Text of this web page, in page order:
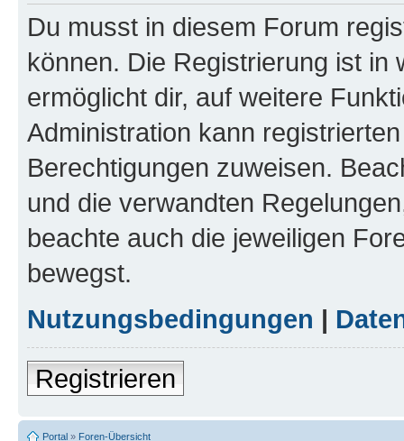
Du musst in diesem Forum
können. Die Registrierung ist in
ermöglicht dir, auf weitere
Administration kann
Berechtigungen zuweisen.
und die verwandten
beachte auch die jeweiligen
bewegst.
Nutzungsbedingungen |
Registrieren
Portal » Foren-Übersicht